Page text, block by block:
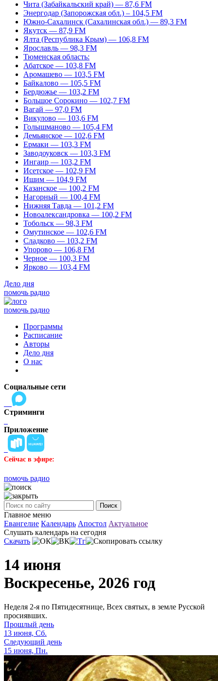
Чита (Забайкальский край) — 87,6 FM
Энергодар (Запорожская обл.) – 104,5 FM
Южно-Сахалинск (Сахалинская обл.) — 89,3 FM
Якутск — 87,9 FM
Ялта (Республика Крым) — 106,8 FM
Ярославль — 98,3 FM
Тюменская область:
Абатское — 103,8 FM
Аромашево — 103,5 FM
Байкалово — 105,5 FM
Бердюжье — 103,2 FM
Большое Сорокино — 102,7 FM
Вагай — 97,0 FM
Викулово — 103,6 FM
Голышманово — 105,4 FM
Демьянское — 102,6 FM
Ермаки — 103,3 FM
Заводоуковск — 103,3 FM
Ингаир — 103,2 FM
Исетское — 102,9 FM
Ишим — 104,9 FM
Казанское — 100,2 FM
Нагорный — 100,4 FM
Нижняя Тавда — 101,2 FM
Новоалександровка — 100,2 FM
Тобольск — 98,3 FM
Омутинское — 102,6 FM
Сладково — 103,2 FM
Упорово — 106,8 FM
Черное — 100,3 FM
Ярково — 103,4 FM
Дело дня
помочь радио
помочь радио
Программы
Расписание
Авторы
Дело дня
О нас
Социальные сети
Стриминги
Приложение
Сейчас в эфире:
помочь радио
Поиск
Главное меню
Евангелие Календарь Апостол Актуальное
Слушать календарь на сегодня
Скачать
14 июня
Воскресенье, 2026 год
Неделя 2-я по Пятидесятнице, Всех святых, в земле Русской
просиявших.
Прошлый день
13 июня, Сб.
Следующий день
15 июня, Пн.